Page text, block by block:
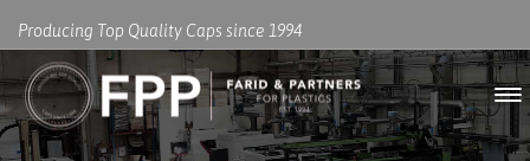
Producing Top Quality Caps since 1994